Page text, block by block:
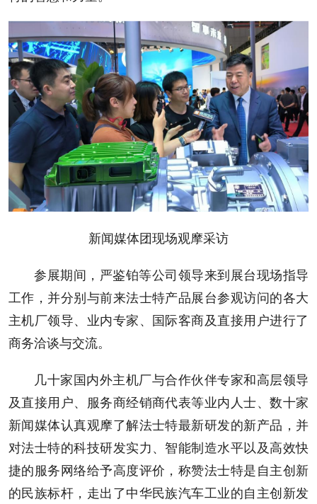
新闻媒体团现场观摩采访
参展期间，严鉴铂等公司领导来到展台现场指导
工作，并分别与前来法士特产品展台参观访问的各大
主机厂领导、业内专家、国际客商及直接用户进行了
商务洽谈与交流。
几十家国内外主机厂与合作伙伴专家和高层领导
及直接用户、服务商经销商代表等业内人士、数十家
新闻媒体认真观摩了解法士特最新研发的新产品，并
对法士特的科技研发实力、智能制造水平以及高效快
捷的服务网络给予高度评价，称赞法士特是自主创新
的民族标杆，走出了中华民族汽车工业的自主创新发